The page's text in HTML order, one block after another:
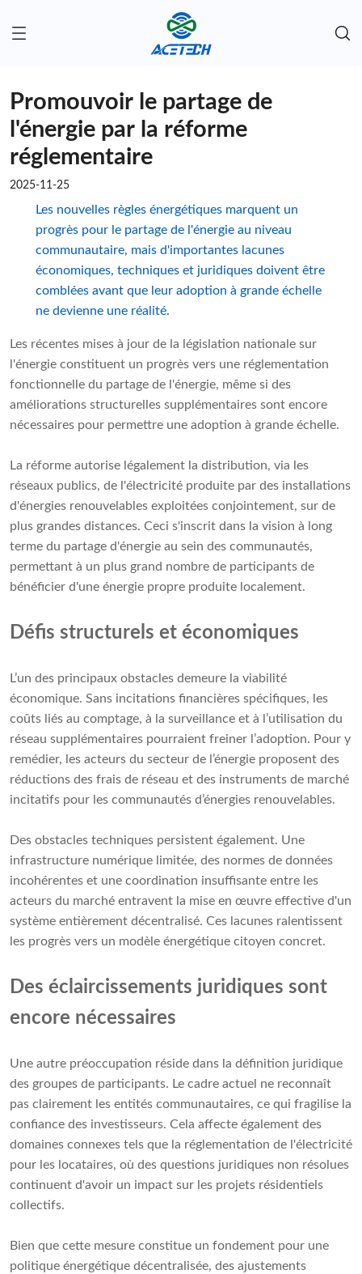
Promouvoir le partage de
l'énergie par la réforme
réglementaire
2025-11-25
Les nouvelles règles énergétiques marquent un
progrès pour le partage de l'énergie au niveau
communautaire, mais d'importantes lacunes
économiques, techniques et juridiques doivent être
comblées avant que leur adoption à grande échelle
ne devienne une réalité.
Les récentes mises à jour de la législation nationale sur
l'énergie constituent un progrès vers une réglementation
fonctionnelle du partage de l'énergie, même si des
améliorations structurelles supplémentaires sont encore
nécessaires pour permettre une adoption à grande échelle.
La réforme autorise légalement la distribution, via les
réseaux publics, de l'électricité produite par des installations
d'énergies renouvelables exploitées conjointement, sur de
plus grandes distances. Ceci s'inscrit dans la vision à long
terme du partage d'énergie au sein des communautés,
permettant à un plus grand nombre de participants de
bénéficier d'une énergie propre produite localement.
Défis structurels et économiques
L’un des principaux obstacles demeure la viabilité
économique. Sans incitations financières spécifiques, les
coûts liés au comptage, à la surveillance et à l’utilisation du
réseau supplémentaires pourraient freiner l’adoption. Pour y
remédier, les acteurs du secteur de l’énergie proposent des
réductions des frais de réseau et des instruments de marché
incitatifs pour les communautés d’énergies renouvelables.
Des obstacles techniques persistent également. Une
infrastructure numérique limitée, des normes de données
incohérentes et une coordination insuffisante entre les
acteurs du marché entravent la mise en œuvre effective d'un
système entièrement décentralisé. Ces lacunes ralentissent
les progrès vers un modèle énergétique citoyen concret.
Des éclaircissements juridiques sont
encore nécessaires
Une autre préoccupation réside dans la définition juridique
des groupes de participants. Le cadre actuel ne reconnaît
pas clairement les entités communautaires, ce qui fragilise la
confiance des investisseurs. Cela affecte également des
domaines connexes tels que la réglementation de l'électricité
pour les locataires, où des questions juridiques non résolues
continuent d'avoir un impact sur les projets résidentiels
collectifs.
Bien que cette mesure constitue un fondement pour une
politique énergétique décentralisée, des ajustements